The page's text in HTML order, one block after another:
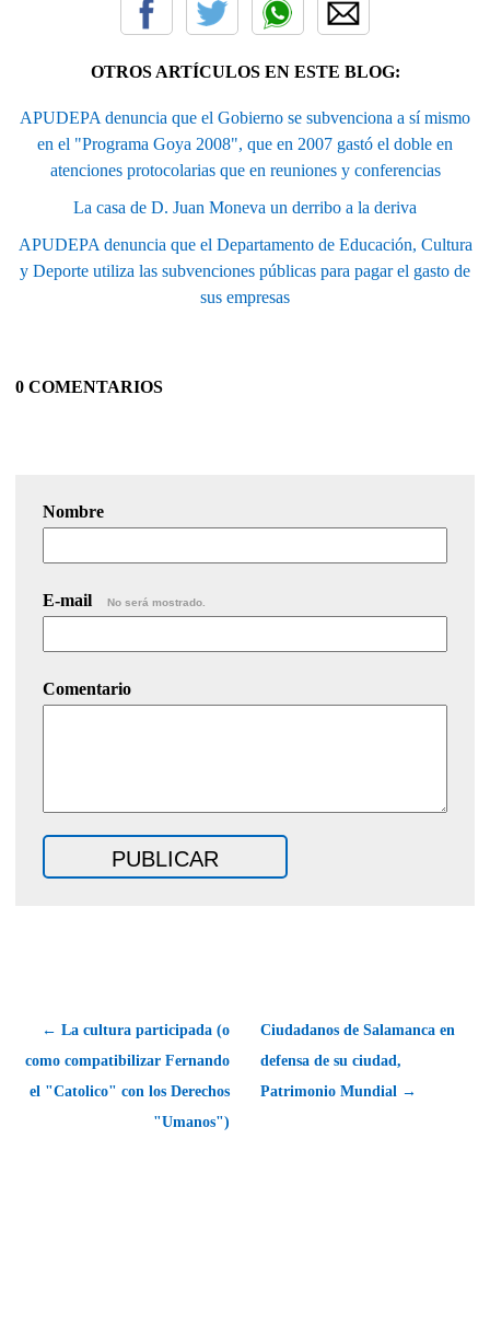
OTROS ARTÍCULOS EN ESTE BLOG:
APUDEPA denuncia que el Gobierno se subvenciona a sí mismo
en el "Programa Goya 2008", que en 2007 gastó el doble en
atenciones protocolarias que en reuniones y conferencias
La casa de D. Juan Moneva un derribo a la deriva
APUDEPA denuncia que el Departamento de Educación, Cultura
y Deporte utiliza las subvenciones públicas para pagar el gasto de
sus empresas
0 COMENTARIOS
Nombre
E-mail No será mostrado.
Comentario
← La cultura participada (o
como compatibilizar Fernando
el "Catolico" con los Derechos
"Umanos")
Ciudadanos de Salamanca en
defensa de su ciudad,
Patrimonio Mundial →